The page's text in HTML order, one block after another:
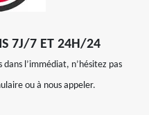
7J/7 ET 24H/24
dans l’immédiat, n’hésitez pas
ou à nous appeler.